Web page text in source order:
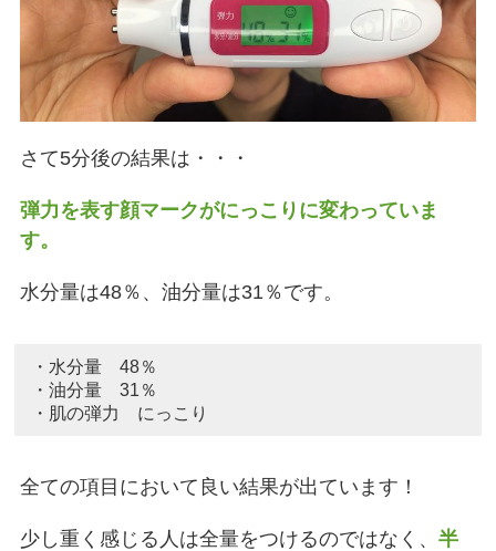
さて5分後の結果は・・・
弾力を表す顔マークがにっこりに変わっていま
す。
水分量は48％、油分量は31％です。
・水分量 48％
・油分量 31％
・肌の弾力 にっこり
全ての項目において良い結果が出ています！
少し重く感じる人は全量をつけるのではなく、半